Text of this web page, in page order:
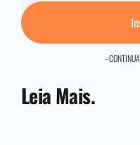
-
Leia Mais.